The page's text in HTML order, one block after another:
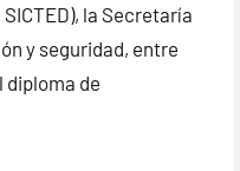
la Secretaría
y seguridad, entre
diploma de